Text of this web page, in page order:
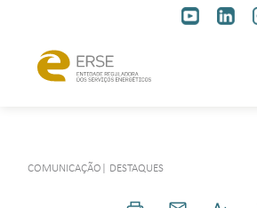
COMUNICAÇÃO DESTAQUES